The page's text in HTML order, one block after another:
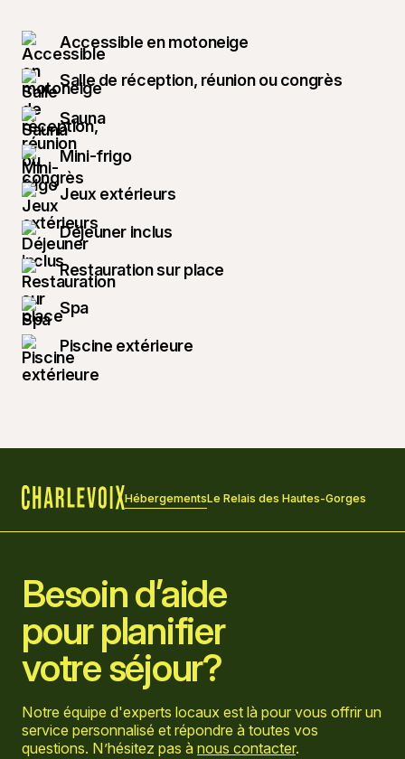
Accessible en motoneige
Salle de réception, réunion ou congrès
Sauna
Mini-frigo
Jeux extérieurs
Déjeuner inclus
Restauration sur place
Spa
Piscine extérieure
HébergementsLe Relais des Hautes-Gorges
Besoin d’aide
pour planifier
votre séjour?
Notre équipe d'experts locaux est là pour vous offrir un
service personnalisé et répondre à toutes vos
questions. N’hésitez pas à nous contacter.